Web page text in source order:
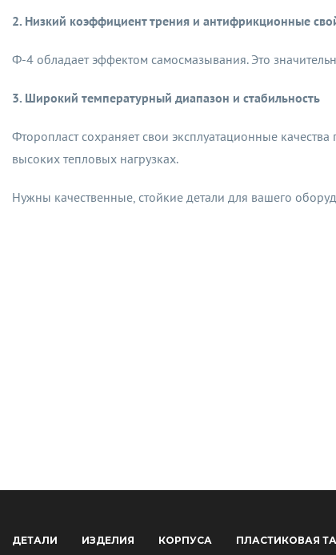
2. Низкий коэффициент трения и антифрикционные
Ф-4 обладает эффектом самосмазывания. Это
3. Широкий температурный диапазон и стабильность
Фторопласт сохраняет свои эксплуатационные
высоких тепловых нагрузках.
Нужны качественные, стойкие детали для вашего
ДЕТАЛИ ИЗДЕЛИЯ КОРПУСА ПЛАСТИКОВАЯ